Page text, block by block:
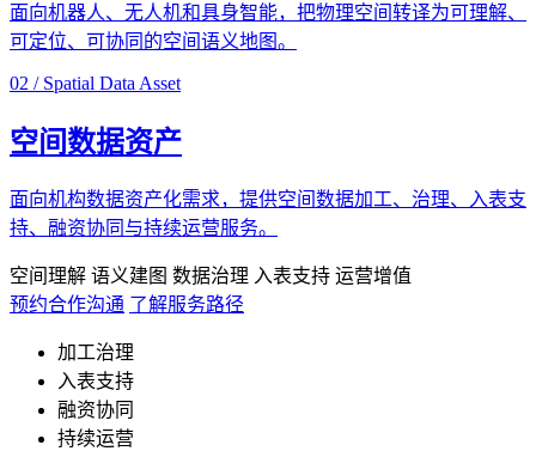
面向机器人、无人机和具身智能，把物理空间转译为可理解、
可定位、可协同的空间语义地图。
02 / Spatial Data Asset
空间数据资产
面向机构数据资产化需求，提供空间数据加工、治理、入表支
持、融资协同与持续运营服务。
空间理解 语义建图 数据治理 入表支持 运营增值
预约合作沟通 了解服务路径
加工治理
入表支持
融资协同
持续运营